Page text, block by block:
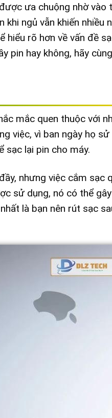
ưa chuộng nhờ vào
ngủ vẫn khiến nhiều
hiểu rõ hơn về vấn đề
pin hay không, hãy
mắc quen thuộc với
việc, vì ban ngày họ
lại pin cho máy.
nhưng việc cắm sạc
sử dụng, nó có thể
là bạn nên rút sạc